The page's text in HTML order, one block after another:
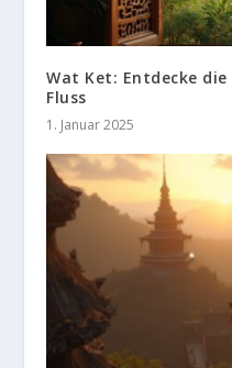
Wat Ket: Entdecke
Fluss
1. Januar 2025